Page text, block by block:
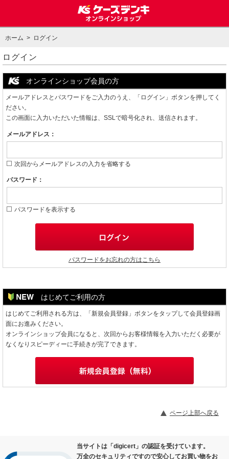
ホーム > ログイン
ログイン
オンラインショップ会員の方
メールアドレスとパスワードをご入力のうえ、「ログイン」ボタンを押してく
ださい。
この画面に入力いただいた情報は、SSLで暗号化され、送信されます。
メールアドレス：
次回からメールアドレスの入力を省略する
パスワード：
パスワードを表示する
パスワードをお忘れの方はこちら
はじめてご利用の方
はじめてご利用される方は、「新規会員登録」ボタンをタップして会員登録画
面にお進みください。
オンラインショップ会員になると、次回からお客様情報を入力いただく必要が
なくなりスピーディーに手続きが完了できます。
ページ上部へ戻る
当サイトは「digicert」の認証を受けています。
万全のセキュリティですので安心してお買い物をお